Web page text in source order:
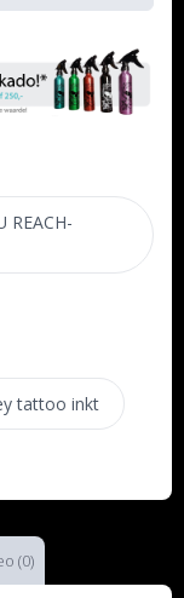
REACH-
tattoo inkt
(0)